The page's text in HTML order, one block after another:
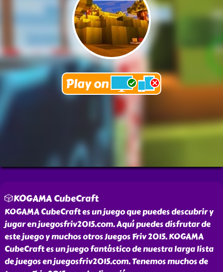
🎲KOGAMA CubeCraft
KOGAMA CubeCraft es un juego que puedes descubrir y
jugar en juegosfriv2015.com. Aquí puedes disfrutar de
este juego y muchos otros Juegos Friv 2015. KOGAMA
CubeCraft es un juego fantástico de nuestra larga lista
de juegos en juegosfriv2015.com. Tenemos muchos de